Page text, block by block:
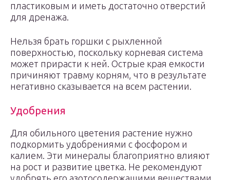
пластиковым и иметь достаточно отверстий
для дренажа.
Нельзя брать горшки с рыхленной
поверхностью, поскольку корневая система
может прирасти к ней. Острые края емкости
причиняют травму корням, что в результате
негативно сказывается на всем растении.
Удобрения
Для обильного цветения растение нужно
подкормить удобрениями с фосфором и
калием. Эти минералы благоприятно влияют
на рост и развитие цветка. Не рекомендуют
удобрять его азотосодержащими веществами,